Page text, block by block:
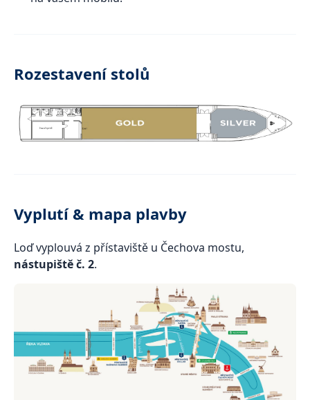
Rozestavení stolů
Vyplutí & mapa plavby
Loď vyplouvá z přístaviště u Čechova mostu,
nástupiště č. 2.